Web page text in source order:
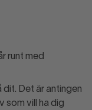
runt med
Det är antingen
som vill ha dig